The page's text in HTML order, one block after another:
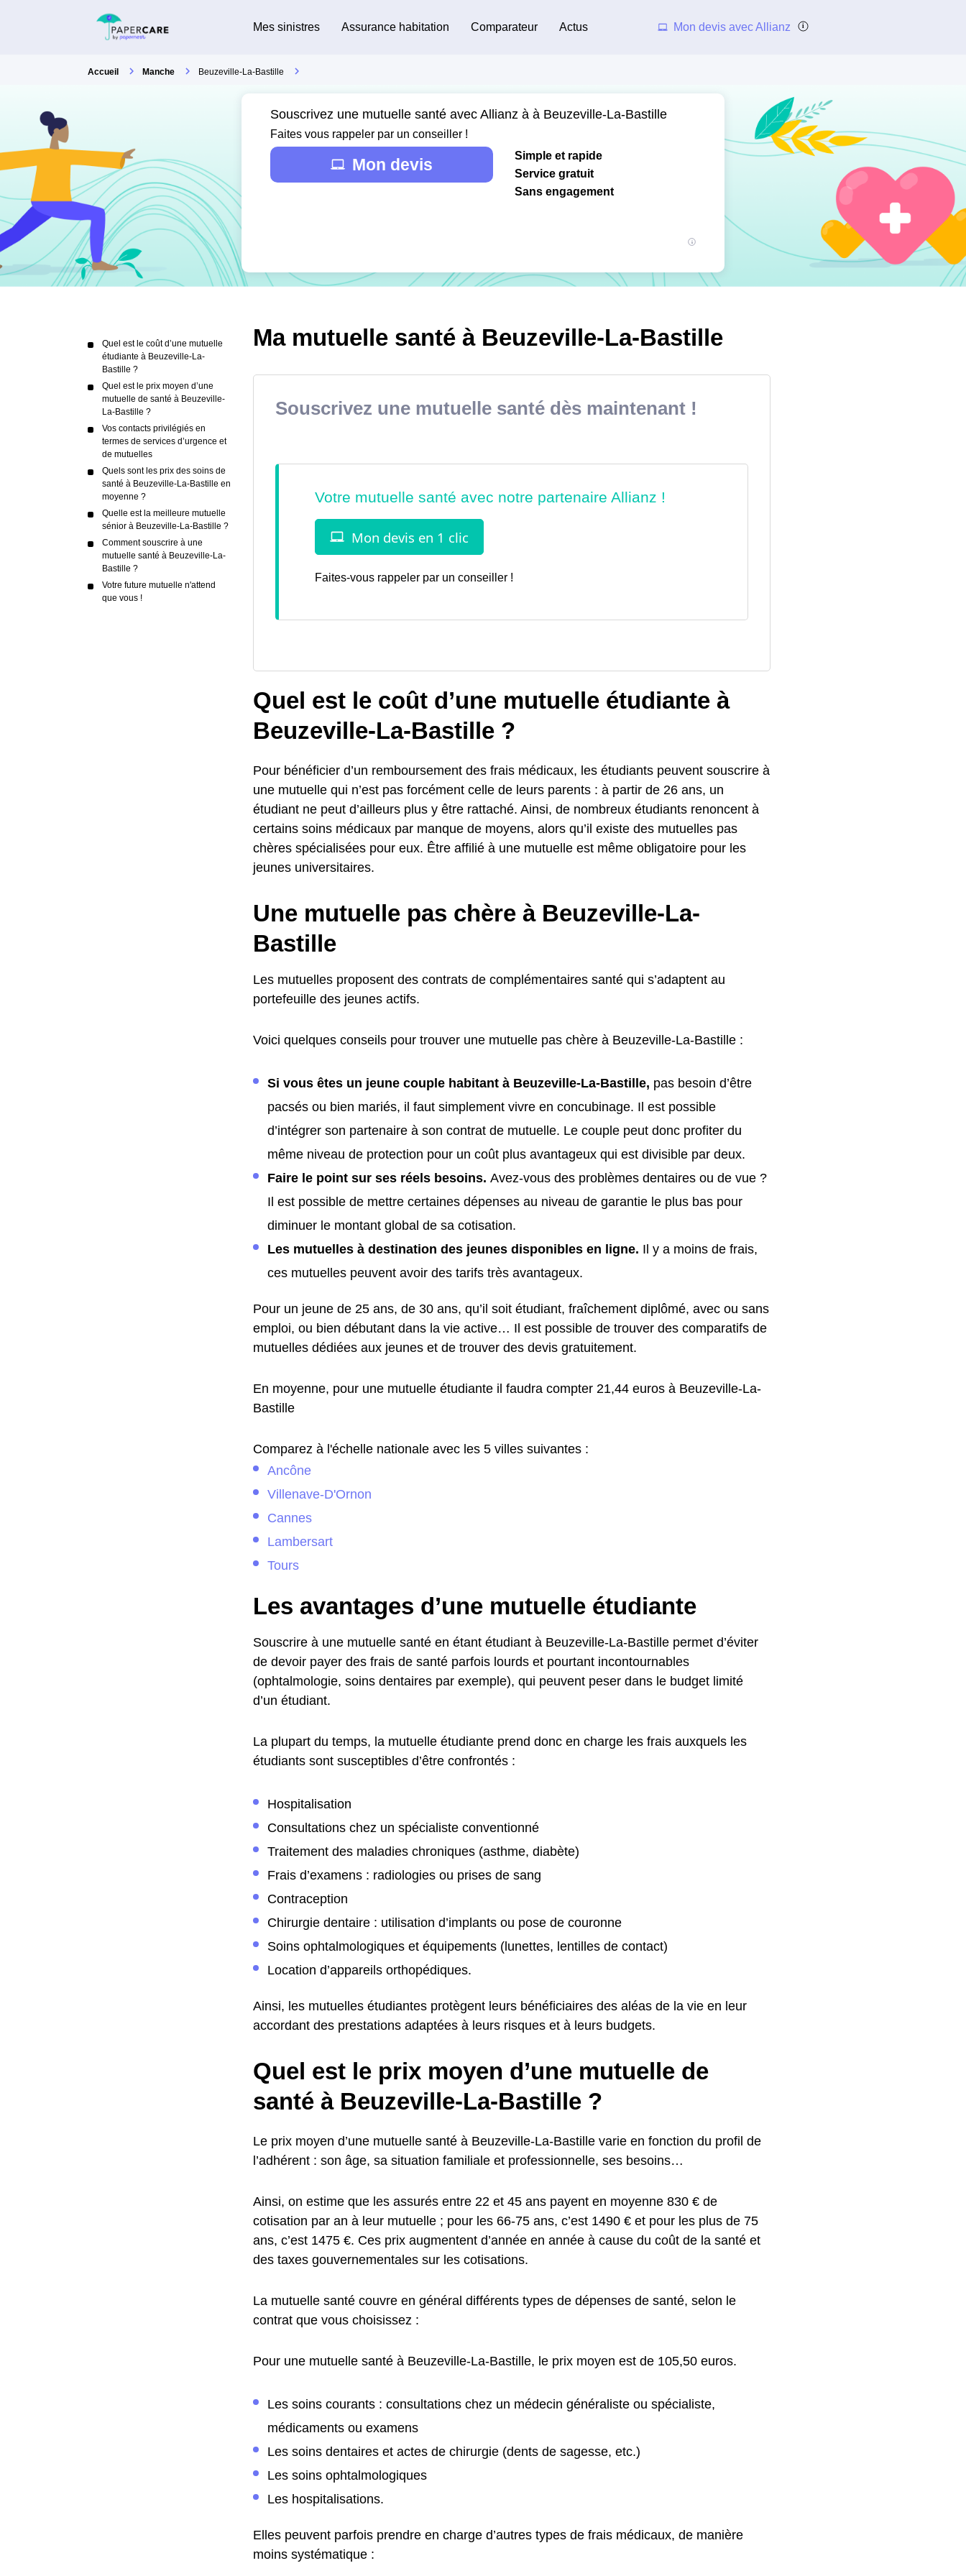
Mes sinistres Assurance habitation Comparateur Actus Mon devis avec Allianz
Accueil Manche Beuzeville-La-Bastille
Souscrivez une mutuelle santé avec Allianz à à Beuzeville-La-Bastille
Faites vous rappeler par un conseiller !
Mon devis
Simple et rapide
Service gratuit
Sans engagement
Quel est le coût d’une mutuelle
étudiante à Beuzeville-La-
Bastille ?
Quel est le prix moyen d’une
mutuelle de santé à Beuzeville-
La-Bastille ?
Vos contacts privilégiés en
termes de services d’urgence et
de mutuelles
Quels sont les prix des soins de
santé à Beuzeville-La-Bastille en
moyenne ?
Quelle est la meilleure mutuelle
sénior à Beuzeville-La-Bastille ?
Comment souscrire à une
mutuelle santé à Beuzeville-La-
Bastille ?
Votre future mutuelle n'attend
que vous !
Ma mutuelle santé à Beuzeville-La-Bastille
Souscrivez une mutuelle santé dès maintenant !
Faites-vous rappeler par un conseiller !
Quel est le coût d’une mutuelle étudiante à
Beuzeville-La-Bastille ?
Pour bénéficier d’un remboursement des frais médicaux, les étudiants peuvent souscrire à
une mutuelle qui n’est pas forcément celle de leurs parents : à partir de 26 ans, un
étudiant ne peut d’ailleurs plus y être rattaché. Ainsi, de nombreux étudiants renoncent à
certains soins médicaux par manque de moyens, alors qu’il existe des mutuelles pas
chères spécialisées pour eux. Être affilié à une mutuelle est même obligatoire pour les
jeunes universitaires.
Une mutuelle pas chère à Beuzeville-La-
Bastille
Les mutuelles proposent des contrats de complémentaires santé qui s’adaptent au
portefeuille des jeunes actifs.
Voici quelques conseils pour trouver une mutuelle pas chère à Beuzeville-La-Bastille :
Si vous êtes un jeune couple habitant à Beuzeville-La-Bastille, pas besoin d’être
pacsés ou bien mariés, il faut simplement vivre en concubinage. Il est possible
d’intégrer son partenaire à son contrat de mutuelle. Le couple peut donc profiter du
même niveau de protection pour un coût plus avantageux qui est divisible par deux.
Faire le point sur ses réels besoins. Avez-vous des problèmes dentaires ou de vue ?
Il est possible de mettre certaines dépenses au niveau de garantie le plus bas pour
diminuer le montant global de sa cotisation.
Les mutuelles à destination des jeunes disponibles en ligne. Il y a moins de frais,
ces mutuelles peuvent avoir des tarifs très avantageux.
Pour un jeune de 25 ans, de 30 ans, qu’il soit étudiant, fraîchement diplômé, avec ou sans
emploi, ou bien débutant dans la vie active… Il est possible de trouver des comparatifs de
mutuelles dédiées aux jeunes et de trouver des devis gratuitement.
En moyenne, pour une mutuelle étudiante il faudra compter 21,44 euros à Beuzeville-La-
Bastille
Comparez à l'échelle nationale avec les 5 villes suivantes :
Ancône
Villenave-D'Ornon
Cannes
Lambersart
Tours
Les avantages d’une mutuelle étudiante
Souscrire à une mutuelle santé en étant étudiant à Beuzeville-La-Bastille permet d’éviter
de devoir payer des frais de santé parfois lourds et pourtant incontournables
(ophtalmologie, soins dentaires par exemple), qui peuvent peser dans le budget limité
d’un étudiant.
La plupart du temps, la mutuelle étudiante prend donc en charge les frais auxquels les
étudiants sont susceptibles d’être confrontés :
Hospitalisation
Consultations chez un spécialiste conventionné
Traitement des maladies chroniques (asthme, diabète)
Frais d’examens : radiologies ou prises de sang
Contraception
Chirurgie dentaire : utilisation d’implants ou pose de couronne
Soins ophtalmologiques et équipements (lunettes, lentilles de contact)
Location d’appareils orthopédiques.
Ainsi, les mutuelles étudiantes protègent leurs bénéficiaires des aléas de la vie en leur
accordant des prestations adaptées à leurs risques et à leurs budgets.
Quel est le prix moyen d’une mutuelle de
santé à Beuzeville-La-Bastille ?
Le prix moyen d’une mutuelle santé à Beuzeville-La-Bastille varie en fonction du profil de
l’adhérent : son âge, sa situation familiale et professionnelle, ses besoins…
Ainsi, on estime que les assurés entre 22 et 45 ans payent en moyenne 830 € de
cotisation par an à leur mutuelle ; pour les 66-75 ans, c’est 1490 € et pour les plus de 75
ans, c’est 1475 €. Ces prix augmentent d’année en année à cause du coût de la santé et
des taxes gouvernementales sur les cotisations.
La mutuelle santé couvre en général différents types de dépenses de santé, selon le
contrat que vous choisissez :
Pour une mutuelle santé à Beuzeville-La-Bastille, le prix moyen est de 105,50 euros.
Les soins courants : consultations chez un médecin généraliste ou spécialiste,
médicaments ou examens
Les soins dentaires et actes de chirurgie (dents de sagesse, etc.)
Les soins ophtalmologiques
Les hospitalisations.
Elles peuvent parfois prendre en charge d’autres types de frais médicaux, de manière
moins systématique :